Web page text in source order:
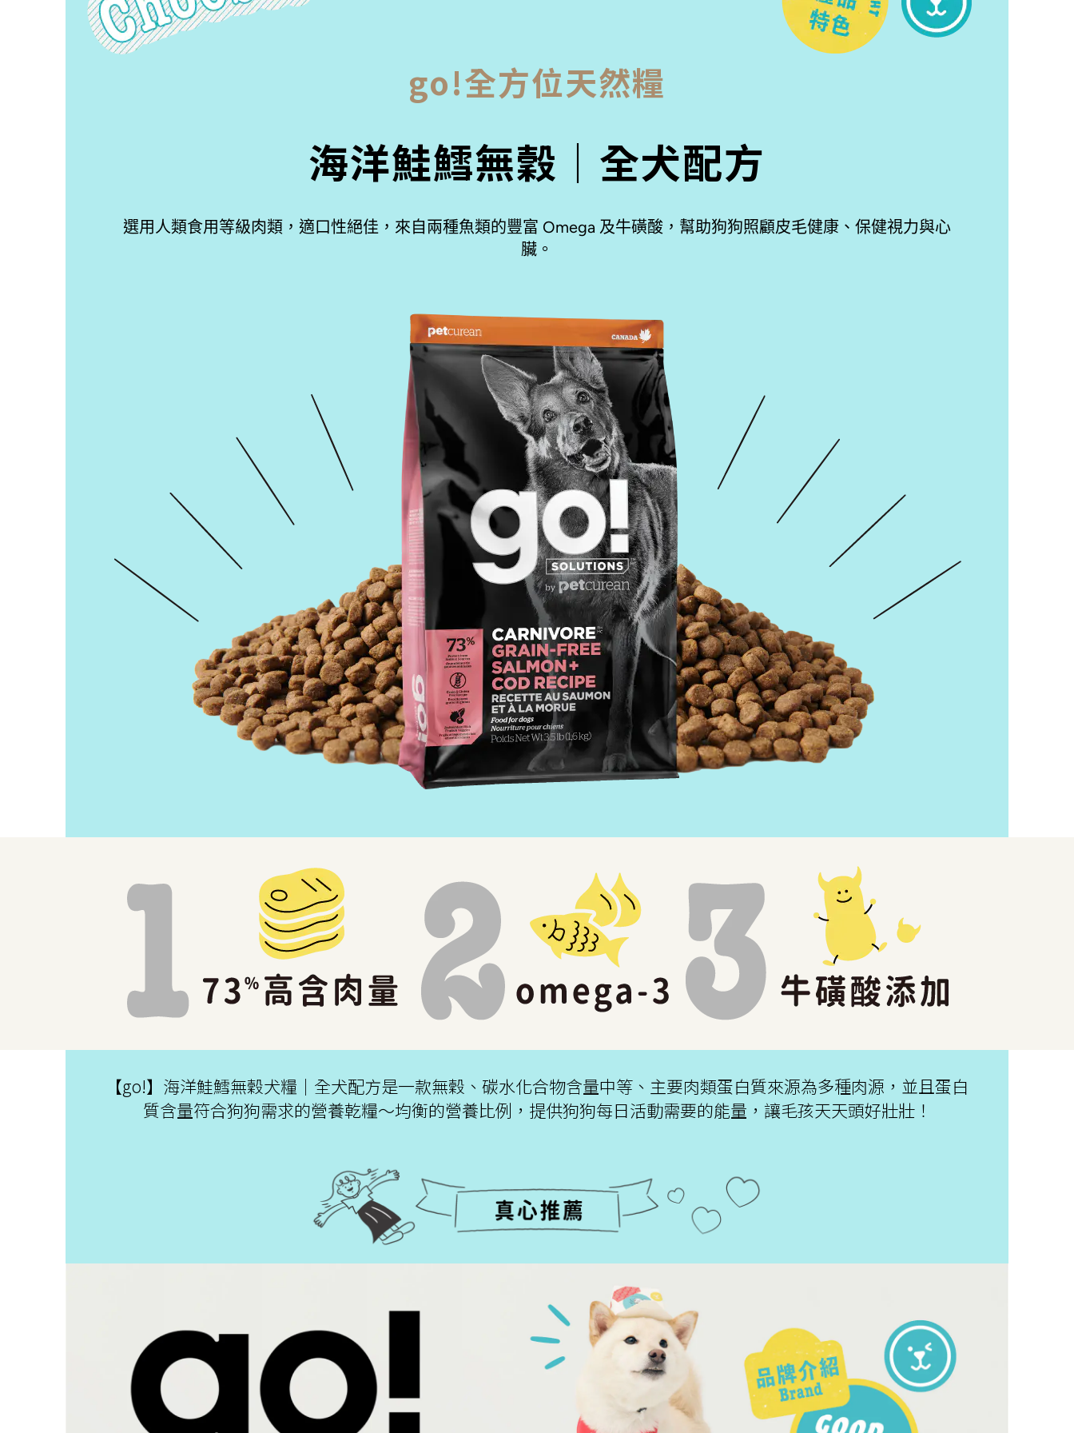
go!全方位天然糧
海洋鮭鱈無穀｜全犬配方
選用人類食用等級肉類，適口性絕佳，來自兩種魚類的豐富 Omega 及牛磺酸，幫助狗狗照顧皮毛健康、保健視力與心
臟。
【go!】海洋鮭鱈無穀犬糧│全犬配方是一款無穀、碳水化合物含量中等、主要肉類蛋白質來源為多種肉源，並且蛋白
質含量符合狗狗需求的營養乾糧～均衡的營養比例，提供狗狗每日活動需要的能量，讓毛孩天天頭好壯壯！